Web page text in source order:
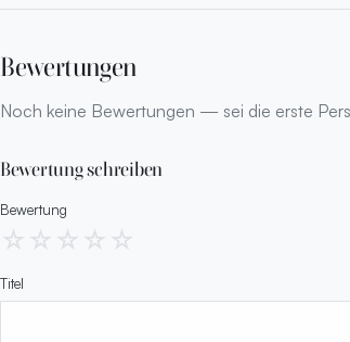
Bewertungen
Noch keine Bewertungen — sei die erste
Bewertung schreiben
Bewertung
☆ ☆ ☆ ☆ ☆
Titel